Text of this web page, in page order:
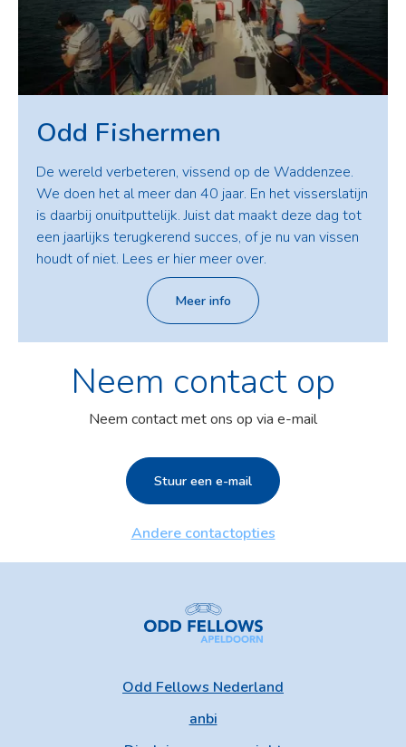
Odd Fishermen
De wereld verbeteren, vissend op de Waddenzee.
We doen het al meer dan 40 jaar. En het visserslatijn
is daarbij onuitputtelijk. Juist dat maakt deze dag tot
een jaarlijks terugkerend succes, of je nu van vissen
houdt of niet. Lees er hier meer over.
Meer info
Neem contact op
Neem contact met ons op via e-mail
Stuur een e-mail
Andere contactopties
Odd Fellows Nederland
anbi